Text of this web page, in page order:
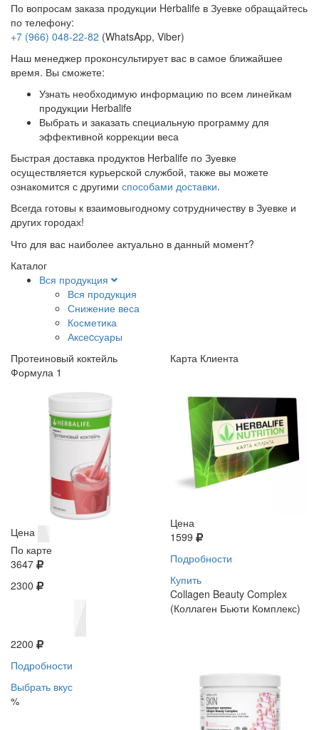
По вопросам заказа продукции Herbalife в Зуевке обращайтесь
по телефону:
+7 (966) 048-22-82 (WhatsApp, Viber)
Наш менеджер проконсультирует вас в самое ближайшее
время. Вы сможете:
Узнать необходимую информацию по всем линейкам
продукции Herbalife
Выбрать и заказать специальную программу для
эффективной коррекции веса
Быстрая доставка продуктов Herbalife по Зуевке
осуществляется курьерской службой, также вы можете
ознакомится с другими способами доставки.
Всегда готовы к взаимовыгодному сотрудничеству в Зуевке и
других городах!
Что для вас наиболее актуально в данный момент?
Каталог
Вся продукция
Вся продукция
Снижение веса
Косметика
Аксеcсуары
Протеиновый коктейль
Формула 1
Цена
По карте
3647
2300
2200
Подробности
Выбрать вкус
%
Карта Клиента
Цена
1599
Подробности
Купить
Collagen Beauty Complex
(Коллаген Бьюти Комплекс)